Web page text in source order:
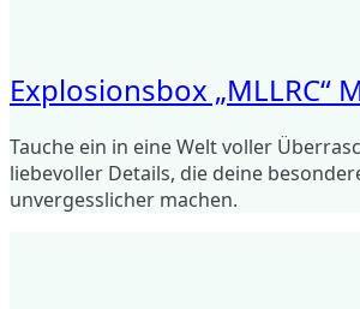
Explosionsbox „MLLRC“
Tauche ein in eine Welt voller
liebevoller Details, die deine
unvergesslicher machen.